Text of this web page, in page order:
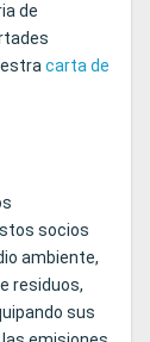
de
carta de
socios
ambiente,
residuos,
sus